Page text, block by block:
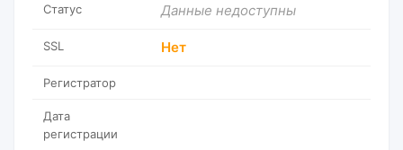
Статус Данные недоступны
SSL Нет
Регистратор
Дата
регистрации